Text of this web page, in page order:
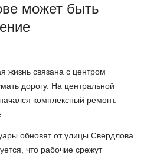
может быть
жизнь связана с центром
дорогу. На центральной
комплексный ремонт.
обновят от улицы Свердлова
что рабочие срежут